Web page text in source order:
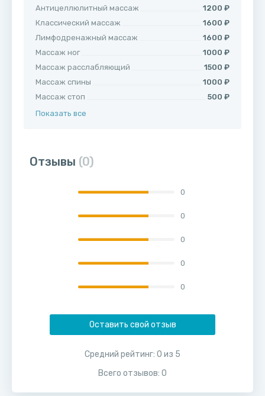
Антицеллюлитный массаж
1200 ₽
Классический массаж
1600 ₽
Лимфодренажный массаж
1600 ₽
Массаж ног
1000 ₽
Массаж расслабляющий
1500 ₽
Массаж спины
1000 ₽
Массаж стоп
500 ₽
Показать все
Отзывы (0)
0
0
0
0
0
Оставить свой отзыв
Средний рейтинг: 0 из 5
Всего отзывов: 0